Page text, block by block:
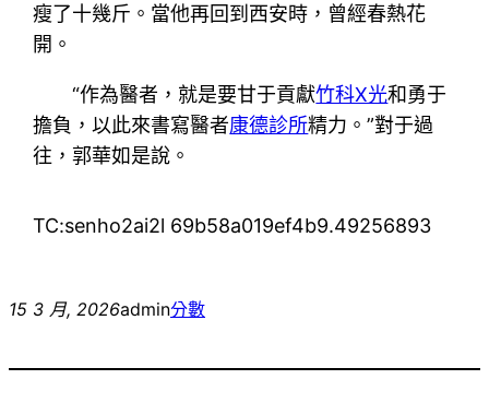
瘦了十幾斤。當他再回到西安時，曾經春熱花
開。
“作為醫者，就是要甘于貢獻竹科X光和勇于
擔負，以此來書寫醫者康德診所精力。”對于過
往，郭華如是說。
TC:senho2ai2l 69b58a019ef4b9.49256893
15 3 月, 2026admin分數